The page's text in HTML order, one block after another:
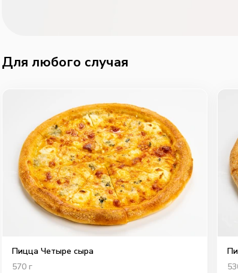
Для любого случая
Пицца Четыре сыра
570 г